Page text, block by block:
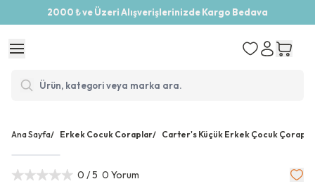
2000 ₺ ve Üzeri Alışverişlerinizde Kargo Bedava
Ana Sayfa/ Erkek Cocuk Coraplar/ Carter's Küçük Erkek Çocuk Çorap
0 / 5 0 Yorum